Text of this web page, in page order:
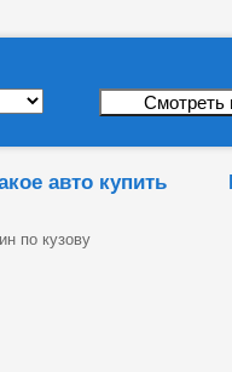
авто купить
по кузову